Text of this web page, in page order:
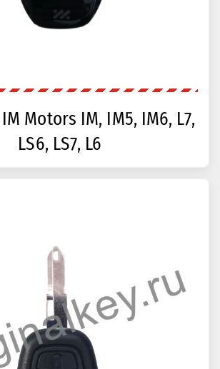
Motors IM, IM5, IM6, L7,
LS6, LS7, L6